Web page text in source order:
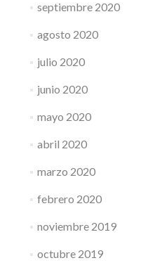
septiembre 2020
agosto 2020
julio 2020
junio 2020
mayo 2020
abril 2020
marzo 2020
febrero 2020
noviembre 2019
octubre 2019